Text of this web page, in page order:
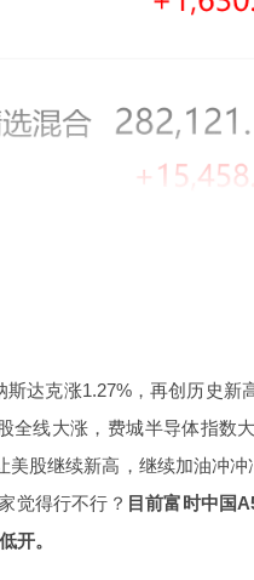
达克涨1.27%，再创历史新
全线大涨，费城半导体指数
美股继续新高，继续加油冲
觉得行不行？ 目前富时中国
开。